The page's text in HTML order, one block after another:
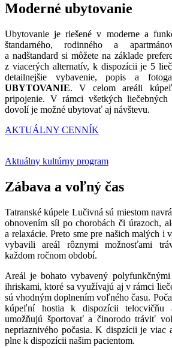
Moderné ubytovanie
Ubytovanie je riešené v moderne a
štandarného, rodinného a
a nadštandard si môžete na základe
z viacerých alternatív, k dispozícii je 5
detailnejšie vybavenie, popis a
UBYTOVANIE. V celom areáli
pripojenie. V rámci všetkých
dovolí je možné ubytovať aj návštevu.
AKTUÁLNY CENNÍK
Aktuálny kultúrny program
Zábava a voľný čas
Tatranské kúpele Lučivná sú miestom
obnovením síl po chorobách či úrazoch,
a relaxácie. Preto sme pre našich malých
vybavili areál rôznymi možnosťami
každom ročnom období.
Areál je bohato vybavený
ihriskami, ktoré sa využívajú aj v rámci
sú vhodným doplnením voľného času.
kúpeľní hostia k dispozícii telocvičňu
umožňujú športovať a činorodo tráviť
nepriaznivého počasia. K dispzícii je viac
plne k dispozícii našim pacientom.